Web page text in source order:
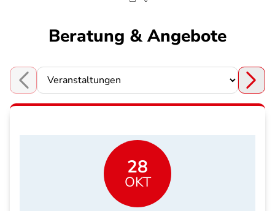
Beratung & Angebote
Choose a section
28
OKT